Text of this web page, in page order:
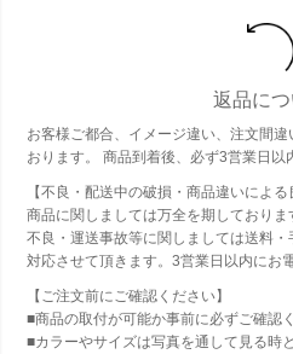
返品につ
お客様ご都合、イメージ違い、注文間
おります。 商品到着後、必ず3営業日以
【不良・配送中の破損・商品違いによる
商品に関しましては万全を期しており
不良・運送事故等に関しましては送料
対応させて頂きます。3営業日以内にお
【ご注文前にご確認ください】
■商品の取付が可能か事前に必ずご確認
■カラーやサイズは写真を通して見る時